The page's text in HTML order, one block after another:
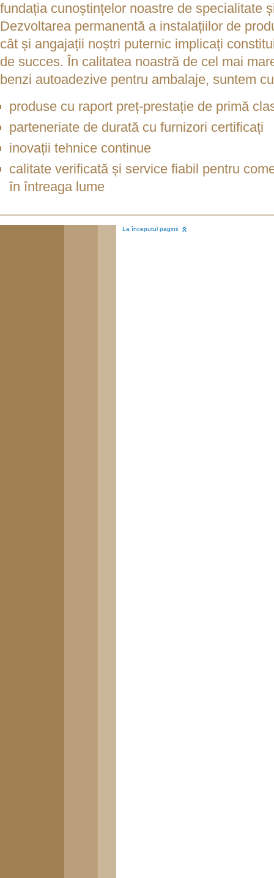
fundația cunoștințelor noastre de specialitate
Dezvoltarea permanentă a instalațiilor de
cât și angajații noștri puternic implicați
de succes. În calitatea noastră de cel mai
benzi autoadezive pentru ambalaje, suntem
produse cu raport preț-prestație de primă
parteneriate de durată cu furnizori certificați
inovații tehnice continue
calitate verificată și service fiabil pentru
în întreaga lume
La începutul paginii